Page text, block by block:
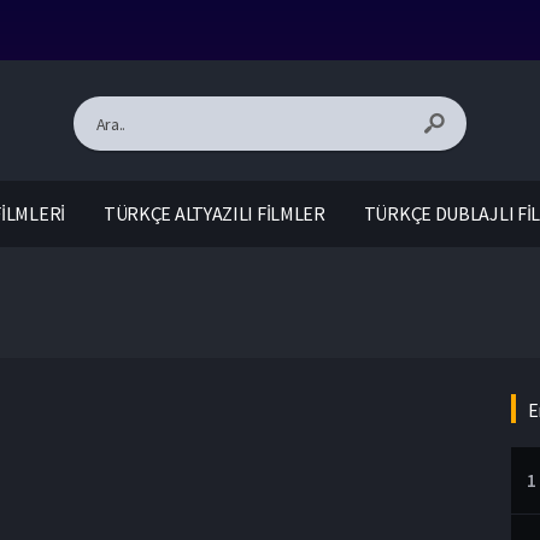
TÜRKÇE ALTYAZILI FİLMLER TÜRKÇE DUBLAJLI
1